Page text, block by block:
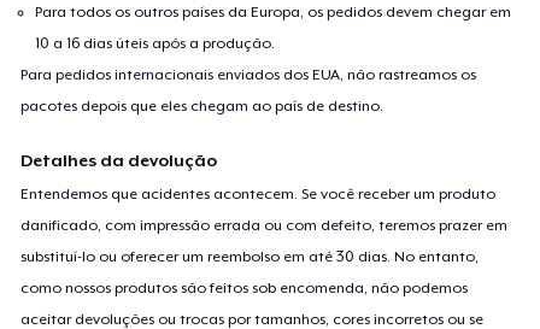
Para todos os outros países da Europa, os pedidos devem chegar em
10 a 16 dias úteis após a produção.
Para pedidos internacionais enviados dos EUA, não rastreamos os
pacotes depois que eles chegam ao país de destino.
Detalhes da devolução
Entendemos que acidentes acontecem. Se você receber um produto
danificado, com impressão errada ou com defeito, teremos prazer em
substituí-lo ou oferecer um reembolso em até 30 dias. No entanto,
como nossos produtos são feitos sob encomenda, não podemos
aceitar devoluções ou trocas por tamanhos, cores incorretos ou se